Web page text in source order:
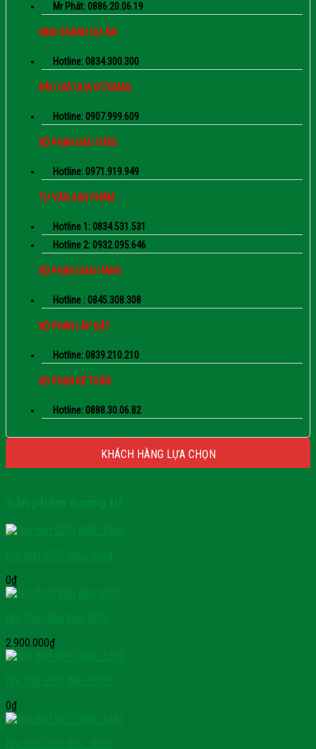
Mr Phát: 0886.20.06.19
KINH DOANH DỰ ÁN
Hotline: 0834.300.300
BÁO GIÁ QUA ĐT/EMAIL
Hotline: 0907.999.609
BỘ PHẬN ĐẤU THẦU
Hotline: 0971.919.949
TƯ VẤN SẢN PHẨM
Hotline 1: 0834.531.531
Hotline 2: 0932.095.646
BỘ PHẬN GIAO HÀNG
Hotline : 0845.308.308
BỘ PHẬN LẮP ĐẶT
Hotline: 0839.210.210
BỘ PHẬN KẾ TOÁN
Hotline: 0888.30.06.82
KHÁCH HÀNG LỰA CHỌN
0₫
2.900.000₫
0₫